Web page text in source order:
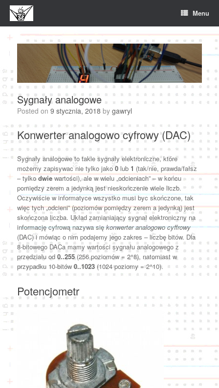
Skip
content
Menu
Sygnały analogowe
Posted on 9 stycznia, 2018 by gawryl
Konwerter analogowo cyfrowy (DAC)
Sygnały analogowe to takie sygnały elektroniczne, które
możemy zapisywac nie tylko jako0 lub 1 (tak/nie, prawda/fałsz
– tylkodwie wartości), ale w wielu „odcieniach” – w końcu
pomiędzy zerem a jedynką jest nieskończenie wiele liczb.
Oczywiście w informatyce wszystko musi byc skończone, tak
więc tych „odcieni” (poziomów pomiędzy zerem a jedynką) jest
skończona liczba. Układ zamianiający sygnał elektroniczny na
informację cyfrową nazywa siękonwerter analogowo cyffrowy
(DAC) i mówiąc o nim podajemy jego zakres – liczbę bitów. Dla
8-bitowego DACa mamy wartości sygnału analogowego z
przedziału od 0..255(256 poziomów = 2^8), natomiast w
przypadku 10-bitów 0..1023 (1024 poziomy = 2^10).
Potencjometr